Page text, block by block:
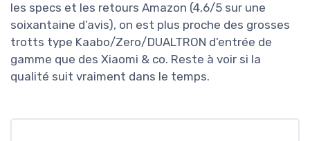
les specs et les retours Amazon (4,6/5 sur une
soixantaine d’avis), on est plus proche des grosses
trotts type Kaabo/Zero/DUALTRON d’entrée de
gamme que des Xiaomi & co. Reste à voir si la
qualité suit vraiment dans le temps.